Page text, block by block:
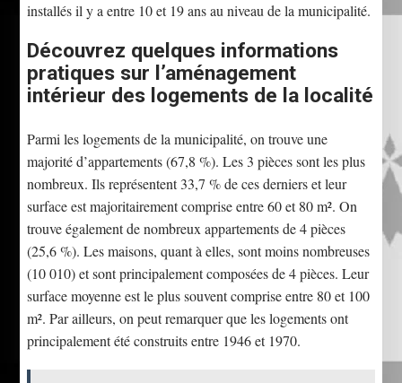
installés il y a entre 10 et 19 ans au niveau de la municipalité.
Découvrez quelques informations
pratiques sur l’aménagement
intérieur des logements de la localité
Parmi les logements de la municipalité, on trouve une
majorité d’appartements (67,8 %). Les 3 pièces sont les plus
nombreux. Ils représentent 33,7 % de ces derniers et leur
surface est majoritairement comprise entre 60 et 80 m². On
trouve également de nombreux appartements de 4 pièces
(25,6 %). Les maisons, quant à elles, sont moins nombreuses
(10 010) et sont principalement composées de 4 pièces. Leur
surface moyenne est le plus souvent comprise entre 80 et 100
m². Par ailleurs, on peut remarquer que les logements ont
principalement été construits entre 1946 et 1970.